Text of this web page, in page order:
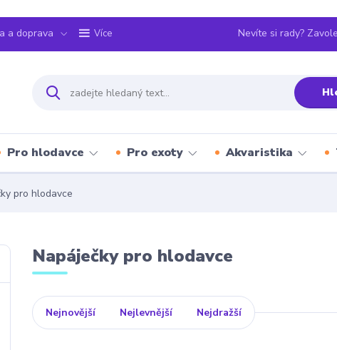
a doprava Více Nevíte si rady?
Pro hlodavce Pro exoty Akvaristika
pro hlodavce
Napáječky pro hlodavce
Nejnovější Nejlevnější Nejdražší